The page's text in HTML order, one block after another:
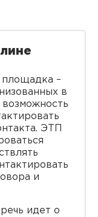
площадка –
в
ЭТП
и
идет о